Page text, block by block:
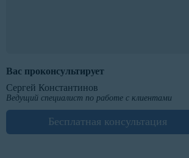
Вас проконсультирует
Сергей Константинов
Ведущий специалист по работе с клиентами
Бесплатная консультация